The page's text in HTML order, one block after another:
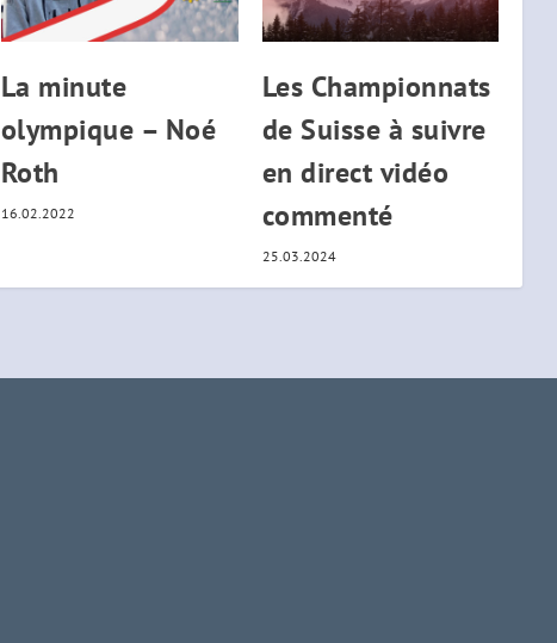
La minute
olympique – Noé
Roth
16.02.2022
Les Championnats
de Suisse à suivre
en direct vidéo
commenté
25.03.2024